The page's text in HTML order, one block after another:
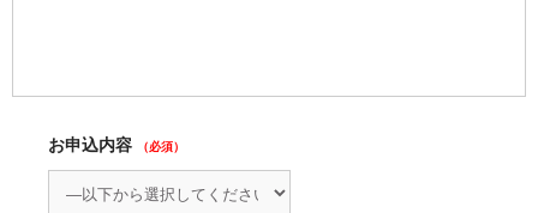
お申込内容 （必須）